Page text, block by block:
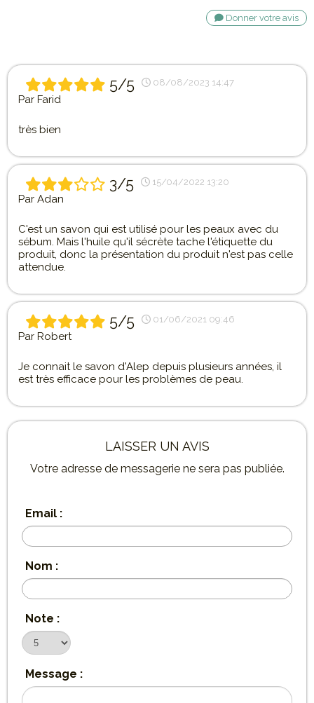
Donner votre avis
5/5 08/08/2023 14:47
Par Farid
très bien
3/5 15/04/2022 13:20
Par Adan
C'est un savon qui est utilisé pour les peaux avec du
sébum. Mais l'huile qu'il sécrète tache l'étiquette du
produit, donc la présentation du produit n'est pas celle
attendue.
5/5 01/06/2021 09:46
Par Robert
Je connait le savon d'Alep depuis plusieurs années, il
est très efficace pour les problèmes de peau.
LAISSER UN AVIS
Votre adresse de messagerie ne sera pas publiée.
Email :
Nom :
Note :
Message :